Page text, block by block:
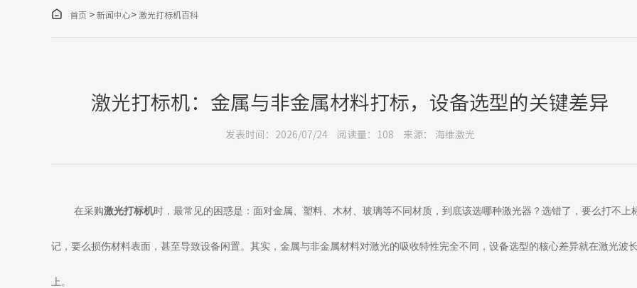
 首页 > 新闻中心> 激光打标机百科
激光打标机：金属与非金属材料打标，设备选型的关键差异
发表时间：2026/07/24 阅读量：108 来源： 海维激光
在采购激光打标机时，最常见的困惑是：面对金属、塑料、木材、玻璃等不同材质，到底该选哪种激光器？选错了，要么打不上
记，要么损伤材料表面，甚至导致设备闲置。其实，金属与非金属材料对激光的吸收特性完全不同，设备选型的核心差异就在激光波
上。